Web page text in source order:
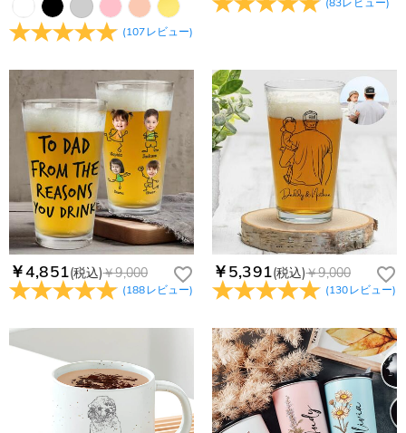
策：迷惑メールフォルダに届いているDrawelryからのメールを
迷惑メールでないよう操作して、service@drawelry.jp からの
更してください。原因②通信状態などによりメールの到着が遅
れている。解決策：数時間たっても届かない場合は、今後お送
りするメールも遅れる可能性がありますので、別のメールアド
レスからお名前とご住所を記載したメールを
service@drawelry.jp へ送信してください。原因③メールアド
レスの入力に誤りがある。解決策：お名前とご住所を記載した
メールを service@drawelry.jp へ送信してください。
お支払い方法は、クレジットカード、コンビニ前払い、
Paypal、ApplePay、GooglePayからお選びいただけます。
コンビニ前払いのお支払い期限はいつまででしょう
コンビニ前払いのお支払い期限はご注文から 6 日間となりま
す。
支払い情報は保護されますか？
お支払い情報は高度なセキュリティで保護されております。お
客様のお支払い情報は当社のサーバーに一切保存されません。
Paypal又はクレジットカート発行会社によって処理されます。
個人情報は保護されますか？
当社では、個人情報保護を目的としたコンプライアンスに則
り、プライバシーポリシーを定めています。お客様に安心かつ
安全にご利用いただけるよう最善の注意を払い、個人情報を厳
重に取り扱っています。 詳細は
プライバシーポリシー
までご
確認ください
(107レビュー)
￥4,851(税込)￥9,000
(188レビュー)
￥5,391(税込)￥9,000
(130レビュー)